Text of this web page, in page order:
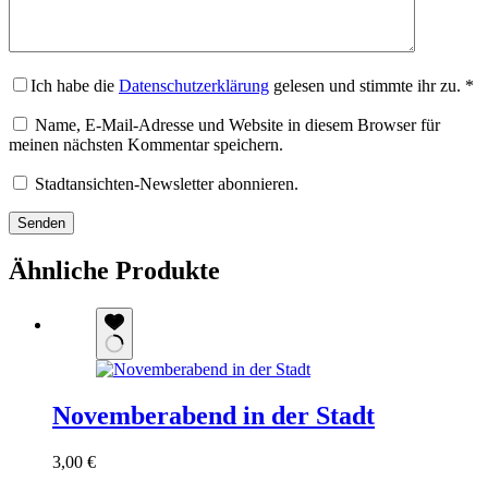
Ich habe die Datenschutzerklärung gelesen und stimmte ihr zu. *
Name, E-Mail-Adresse und Website in diesem Browser für
meinen nächsten Kommentar speichern.
Stadtansichten-Newsletter abonnieren.
Senden
Ähnliche Produkte
Novemberabend in der Stadt
3,00 €